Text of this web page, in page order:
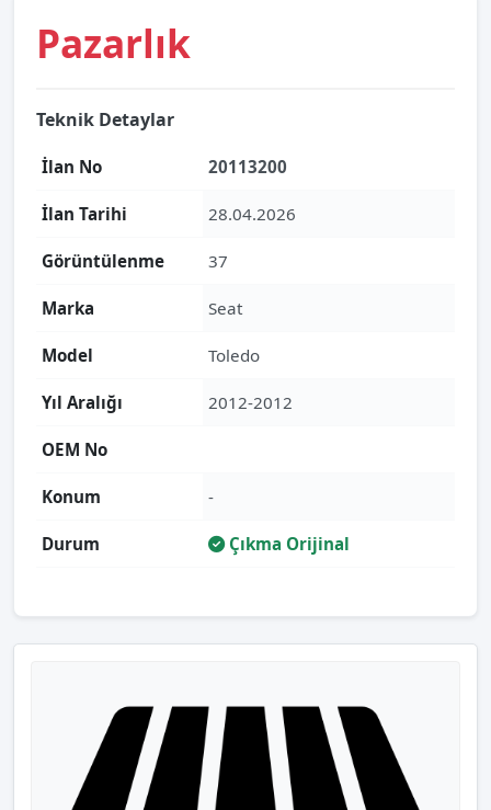
Pazarlık
Teknik Detaylar
İlan No 20113200
İlan Tarihi 28.04.2026
Görüntülenme 37
Marka Seat
Model Toledo
Yıl Aralığı 2012-2012
OEM No
Konum -
Durum Çıkma Orijinal